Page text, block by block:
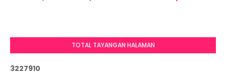
TOTAL TAYANGAN HALAMAN
3227910